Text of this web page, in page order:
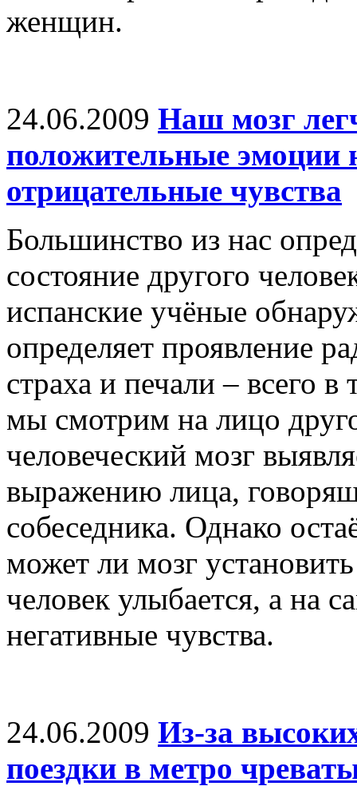
женщин.
24.06.2009 Наш мозг
положительные эмоции
отрицательные чувства
Большинство из нас
состояние другого
испанские учёные
определяет проявление
страха и печали – всего
мы смотрим на лицо
человеческий мозг
выражению лица,
собеседника. Однако
может ли мозг
человек улыбается, а на
негативные чувства.
24.06.2009 Из-за
поездки в метро